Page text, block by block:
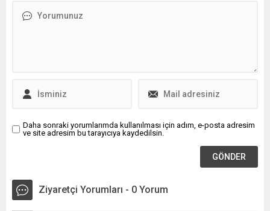
Daha sonraki yorumlarımda kullanılması için adım, e-posta adresim
ve site adresim bu tarayıcıya kaydedilsin.
Ziyaretçi Yorumları - 0 Yorum